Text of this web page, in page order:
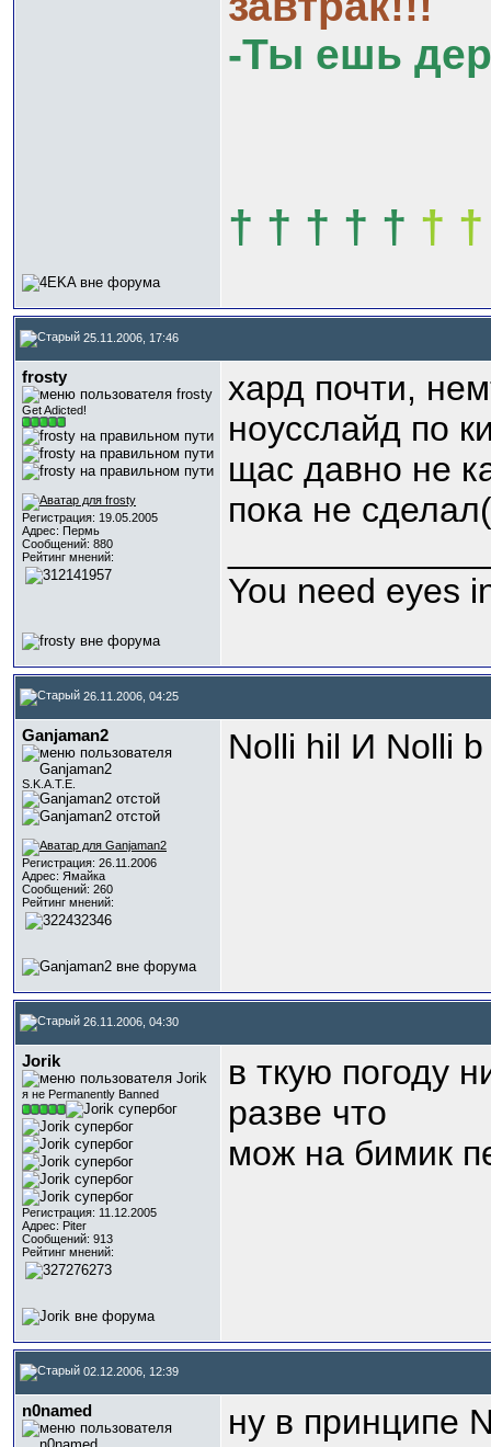
-Ты ешь
† † † † † †
25.11.2006, 17:46
frosty
Get Adicted!
Регистрация: 19.05.2005
Адрес: Пермь
Сообщений: 880
Рейтинг мнений:
хард почти,
ноусслайд по
щас давно не
пока не
You need eyes
26.11.2006, 04:25
Ganjaman2
S.K.A.T.E.
Регистрация: 26.11.2006
Адрес: Ямайка
Сообщений: 260
Рейтинг мнений:
Nolli hil И Nolli b
26.11.2006, 04:30
Jorik
я не Permanently Banned
Регистрация: 11.12.2005
Адрес: Piter
Сообщений: 913
Рейтинг мнений:
в ткую погоду
разве что
мож на бимик
02.12.2006, 12:39
n0named
ну в принципе